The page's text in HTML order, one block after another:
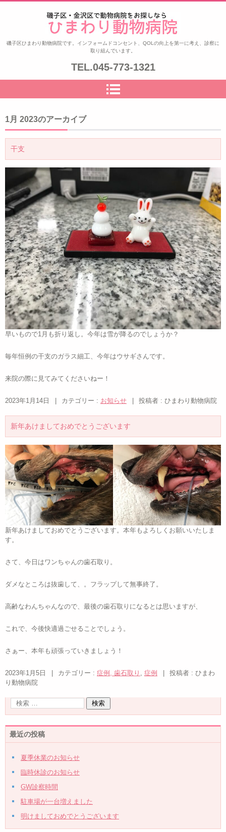
ひまわり動物病院|磯子区・金沢
区|夜8時まで診察|鍼治療
磯子区ひまわり動物病院です。インフォームドコンセント、QOLの向上を第一に考え、診察に
取り組んでいます。
TEL.045-773-1321
1月 2023のアーカイブ
干支
早いもので1月も折り返し。今年は雪が降るのでしょうか？
毎年恒例の干支のガラス細工、今年はウサギさんです。
来院の際に見てみてくださいねー！
2023年1月14日 カテゴリー : お知らせ 投稿者 : ひまわり動物病院
新年あけましておめでとうございます
新年あけましておめでとうございます。本年もよろしくお願いいたしま
す。
さて、今日はワンちゃんの歯石取り。
ダメなところは抜歯して、。フラップして無事終了。
高齢なわんちゃんなので、最後の歯石取りになるとは思いますが、
これで、今後快適過ごせることでしょう。
さぁー、本年も頑張っていきましょう！
2023年1月5日 カテゴリー : 症例, 歯石取り , 症例
投稿者 : ひまわ
り動物病院
最近の投稿
夏季休業のお知らせ
臨時休診のお知らせ
GW診察時間
駐車場が一台増えました
明けましておめでとうございます